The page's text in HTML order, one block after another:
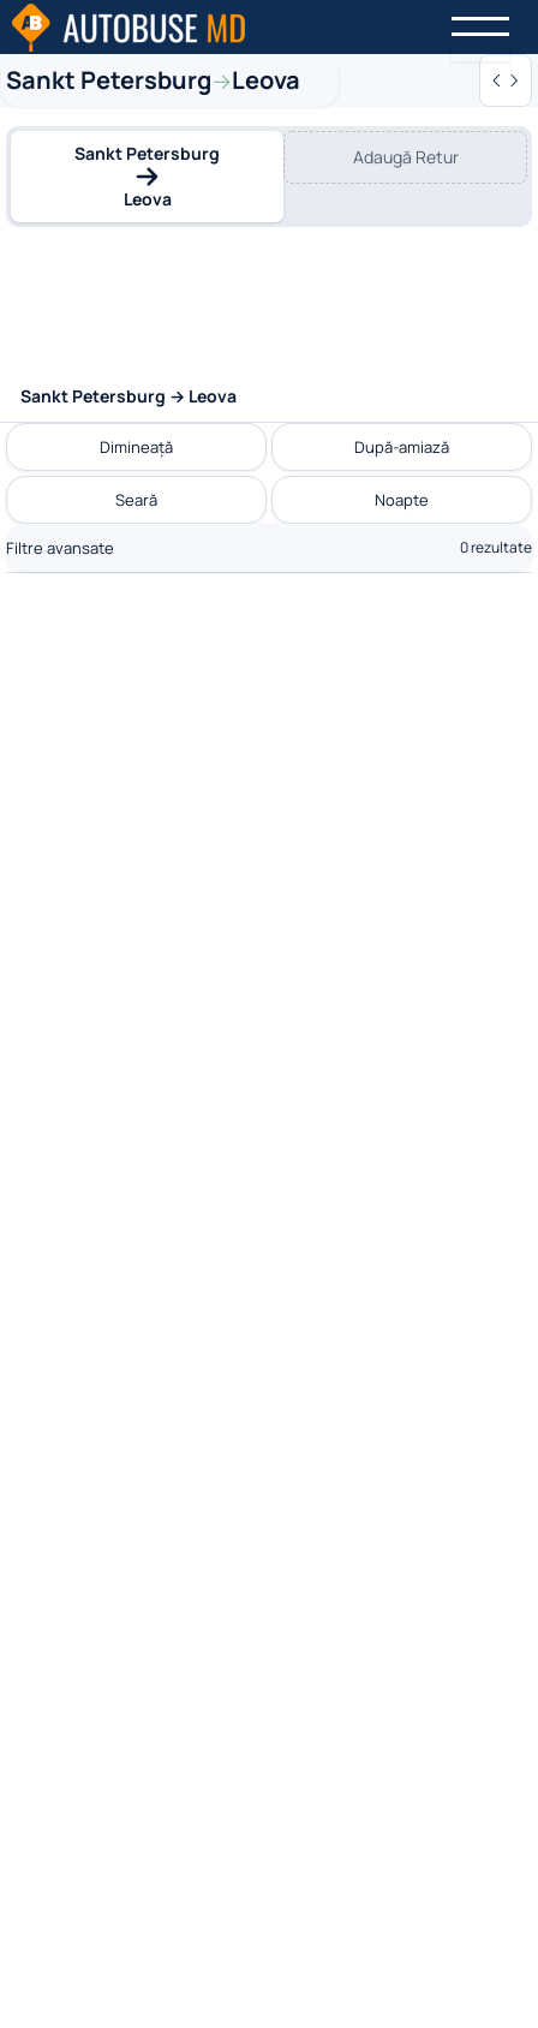
Sankt Petersburg→Leova
Sankt Petersburg
Leova
Adaugă Retur
Sankt Petersburg → Leova
Dimineață După-amiază
Seară Noapte
Filtre avansate 0 rezultate